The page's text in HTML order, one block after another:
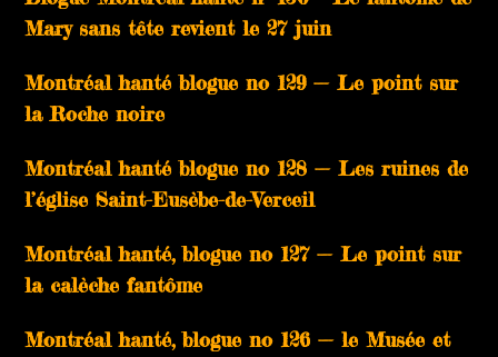
Mary sans tête revient le 27 juin
Montréal hanté blogue no 129 — Le point sur
la Roche noire
Montréal hanté blogue no 128 — Les ruines de
l’église Saint-Eusèbe-de-Verceil
Montréal hanté, blogue no 127 — Le point sur
la calèche fantôme
Montréal hanté, blogue no 126 — le Musée et